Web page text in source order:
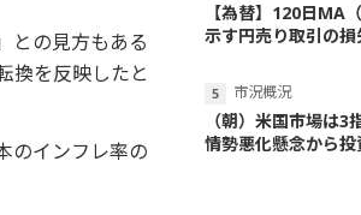
との見方もある
換を反映したと
のインフレ率の
【為替】120日MA
示す円売り取引の損
市況概況
（朝）米国市場は
情勢悪化懸念から